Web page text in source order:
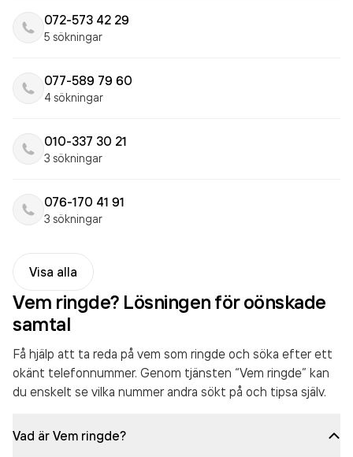
072-573 42 29
5 sökningar
077-589 79 60
4 sökningar
010-337 30 21
3 sökningar
076-170 41 91
3 sökningar
Visa alla
Vem ringde? Lösningen för oönskade
samtal
Få hjälp att ta reda på vem som ringde och söka efter ett
okänt telefonnummer. Genom tjänsten “Vem ringde” kan
du enskelt se vilka nummer andra sökt på och tipsa själv.
Vad är Vem ringde?